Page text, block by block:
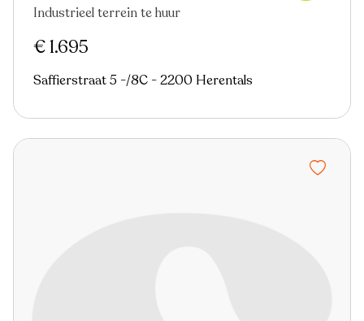
Industrieel terrein te huur
€ 1.695
Saffierstraat 5 -/8C - 2200 Herentals